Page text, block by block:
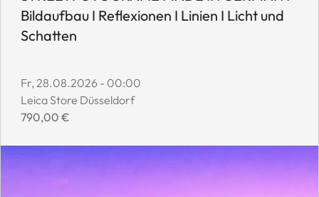
Bildaufbau I Reflexionen I Linien I Licht und
Schatten
Event start date:
Fr, 28.08.2026 - 00:00
Event location:
Leica Store Düsseldorf
Event price:
790,00 €